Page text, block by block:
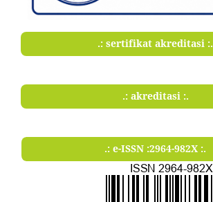
.: sertifikat akreditasi :.
.: akreditasi :.
.: e-ISSN :2964-982X :.